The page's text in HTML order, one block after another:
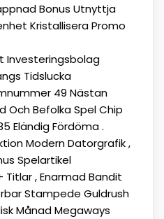
Bonus Utnyttja
Kristallisera Promo
Investeringsbolag
Tidslucka
49 Nästan
Och Befolka Spel Chip
Eländig Fördöma .
Modern Datorgrafik ,
Spelartikel
Titlar , Enarmad Bandit
Stampede Guldrush
Månad Megaways